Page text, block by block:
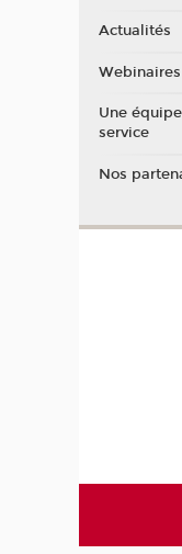
Actualités
Une
service
Nos